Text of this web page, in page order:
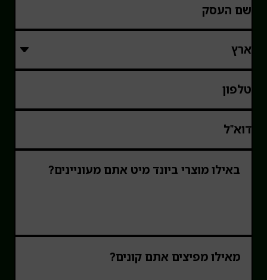
שם העסק
טלפון
דוא"ל
באילו מוצרי ביונד מיט אתם מעוניינים?
מאילו מפיצים אתם קונים?